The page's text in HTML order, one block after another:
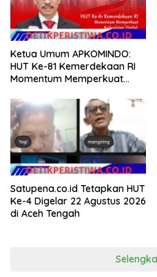
Ketua Umum APKOMINDO:
HUT Ke-81 Kemerdekaan RI
Momentum Memperkuat
Teknologi, dan Kepastian
Hukum Menuju Indonesia
Emas 2045
Satupena.co.id Tetapkan HUT
Ke-4 Digelar 22 Agustus 2026
di Aceh Tengah